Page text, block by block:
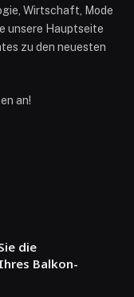
Wirtschaft, Mode
unsere Hauptseite
zu den neuesten
an!
die
Balkon­